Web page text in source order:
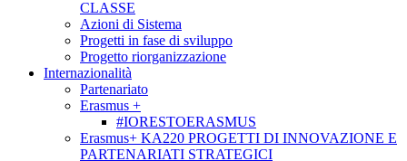
CLASSE
Azioni di Sistema
Progetti in fase di sviluppo
Progetto riorganizzazione
Internazionalità
Partenariato
Erasmus +
#IORESTOERASMUS
Erasmus+ KA220 PROGETTI DI INNOVAZIONE E
PARTENARIATI STRATEGICI